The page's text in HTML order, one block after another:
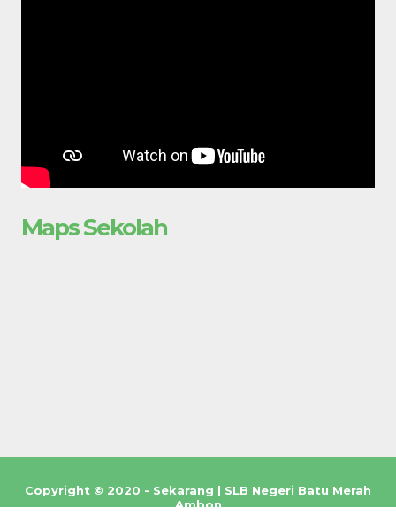
Maps Sekolah
Copyright © 2020 - Sekarang | SLB Negeri Batu Merah
Ambon